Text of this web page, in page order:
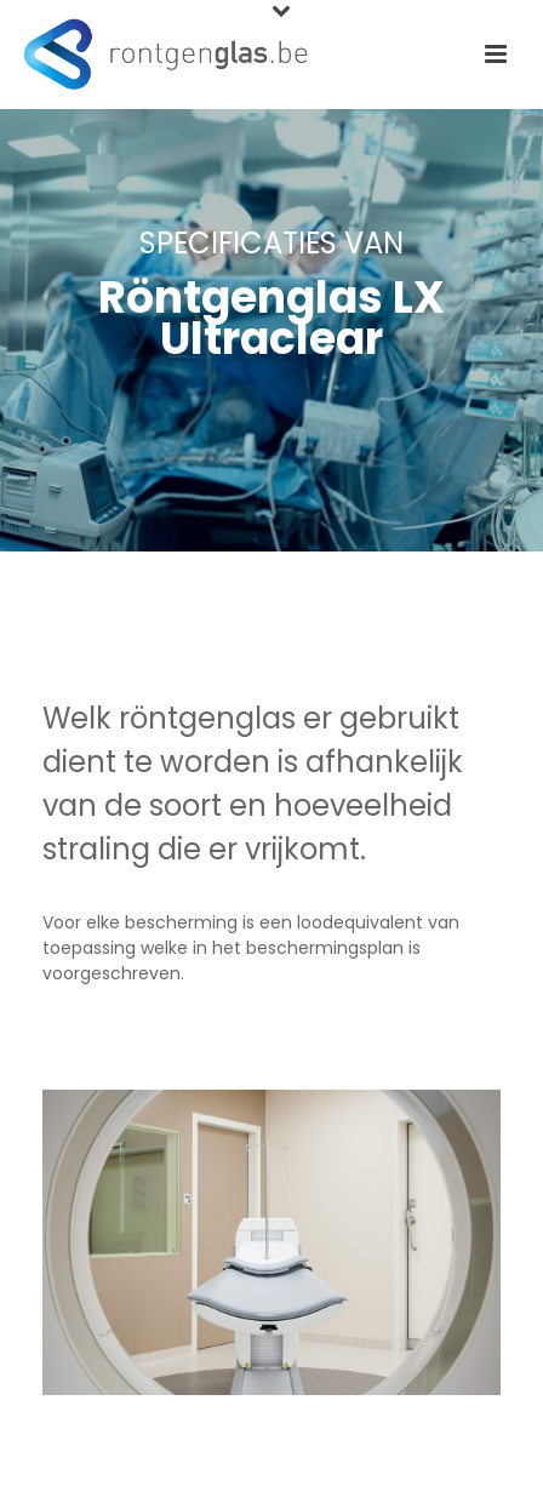
SPECIFICATIES VAN
Röntgenglas LX
Ultraclear
Welk röntgenglas er gebruikt
dient te worden is afhankelijk
van de soort en hoeveelheid
straling die er vrijkomt.
Voor elke bescherming is een loodequivalent van
toepassing welke in het beschermingsplan is
voorgeschreven.